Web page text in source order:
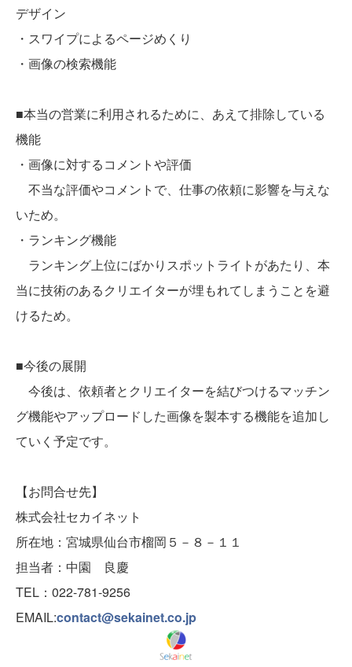
デザイン
・スワイプによるページめくり
・画像の検索機能
■本当の営業に利用されるために、あえて排除している
機能
・画像に対するコメントや評価
不当な評価やコメントで、仕事の依頼に影響を与えな
いため。
・ランキング機能
ランキング上位にばかりスポットライトがあたり、本
当に技術のあるクリエイターが埋もれてしまうことを避
けるため。
■今後の展開
今後は、依頼者とクリエイターを結びつけるマッチン
グ機能やアップロードした画像を製本する機能を追加し
ていく予定です。
【お問合せ先】
株式会社セカイネット
所在地：宮城県仙台市榴岡５－８－１１
担当者：中園 良慶
TEL：022-781-9256
EMAIL:contact@sekainet.co.jp